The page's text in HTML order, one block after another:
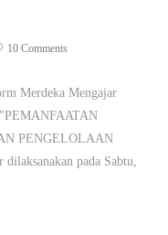
10 Comments
Merdeka Mengajar
"PEMANFAATAN
PENGELOLAAN
pada Sabtu,